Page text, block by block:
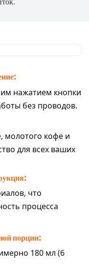
нажатием кнопки
без проводов.
молотого кофе и
для всех ваших
что
процесса
порции:
180 мл (6